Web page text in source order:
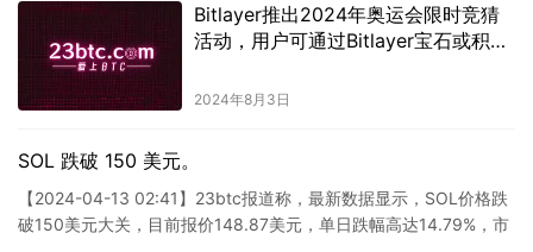
Bitlayer推出2024年奥运会限时竞猜
活动，用户可通过Bitlayer宝石或积分
2024年8月3日
SOL 跌破 150 美元。
【2024-04-13 02:41】23btc报道称，最新数据显示，SOL价格跌
破150美元大关，目前报价148.87美元，单日跌幅高达14.79%，市